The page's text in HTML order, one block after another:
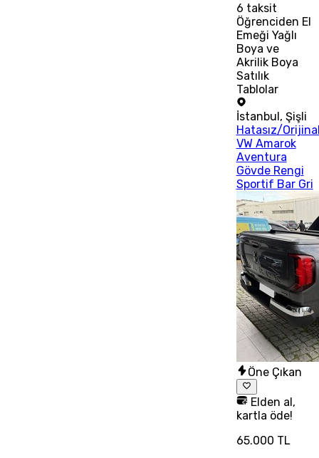
6 taksit
Öğrenciden El
Emeği Yağlı
Boya ve
Akrilik Boya
Satılık
Tablolar
İstanbul, Şişli
Hatasız/
VW Amarok
Aventura
Gövde Rengi
Sportif Bar Gri
Öne Çıkan
Elden al,
kartla öde!
65.000 TL